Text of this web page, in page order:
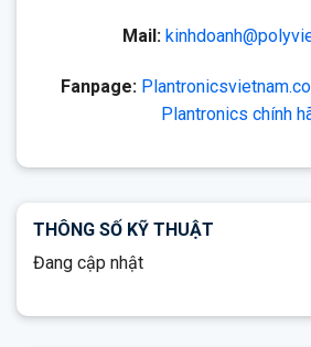
Mail:
Fanpage:
Plantronics chính
THÔNG SỐ KỸ THUẬT
Đang cập nhật